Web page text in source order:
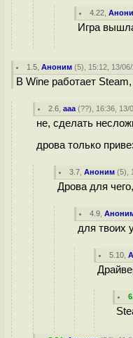
4.22 ,
Игра
1.5 ,Аноним (5), 15:12, 13/
В Wine работает
2.6 ,ааа (??), 16:36, 13/
не, сделать
дрова только
3.7 ,Аноним (5),
Дрова для
4.9 ,
для твоих
5.10 ,